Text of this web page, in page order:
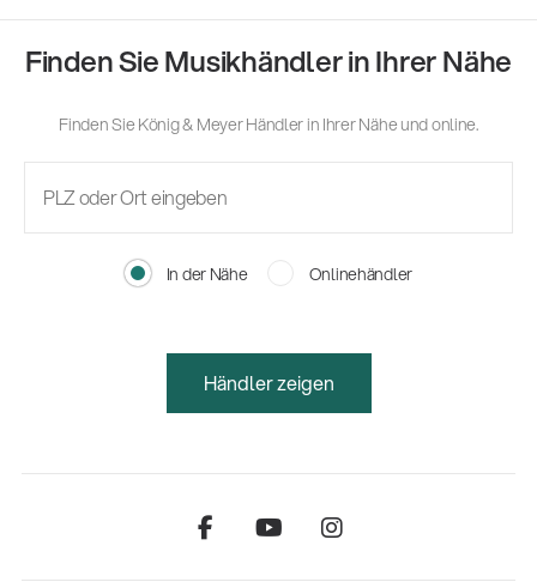
Finden Sie Musikhändler in Ihrer Nähe
Finden Sie König & Meyer Händler in Ihrer Nähe und online.
In der Nähe Onlinehändler
Händler zeigen